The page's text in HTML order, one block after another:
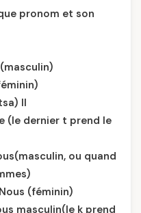
pronom et son
Il
dernier t prend le
ou quand
(féminin)
masculin(le k prend